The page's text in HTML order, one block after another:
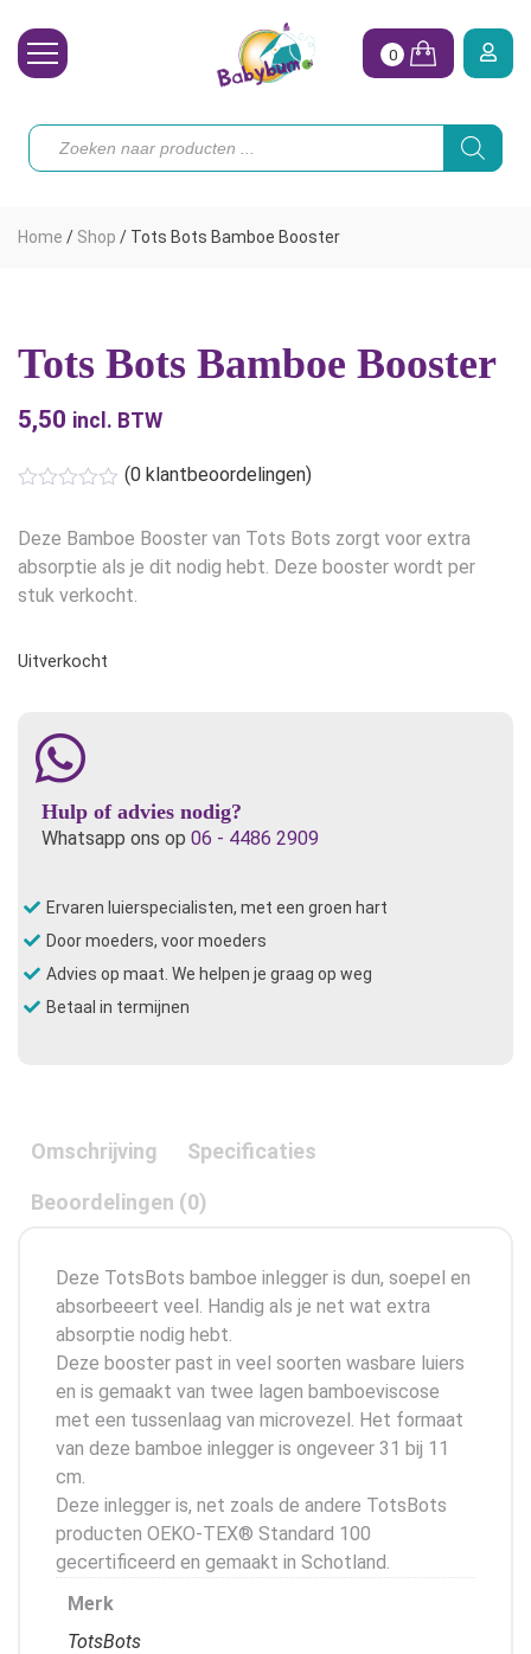
Toebehoren
Onze merken
Hoe begin ik?
0
Producten
zoeken
Home / Shop / Tots Bots Bamboe Booster
Tots Bots Bamboe Booster
5,50 incl. BTW
(0 klantbeoordelingen)
Deze Bamboe Booster van Tots Bots zorgt voor extra
absorptie als je dit nodig hebt. Deze booster wordt per
stuk verkocht.
Uitverkocht
Hulp of advies nodig?
Whatsapp ons op 06 - 4486 2909
Ervaren luierspecialisten, met een groen hart
Door moeders, voor moeders
Advies op maat. We helpen je graag op weg
Betaal in termijnen
Omschrijving Specificaties
Beoordelingen (0)
Deze TotsBots bamboe inlegger is dun, soepel en
absorbeeert veel. Handig als je net wat extra
absorptie nodig hebt.
Deze booster past in veel soorten wasbare luiers
en is gemaakt van twee lagen bamboeviscose
met een tussenlaag van microvezel. Het formaat
van deze bamboe inlegger is ongeveer 31 bij 11
cm.
Deze inlegger is, net zoals de andere TotsBots
producten OEKO-TEX® Standard 100
gecertificeerd en gemaakt in Schotland.
Merk
TotsBots